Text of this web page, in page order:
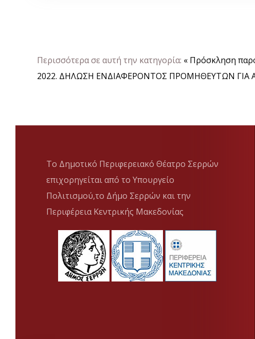
Περισσότερα σε αυτή την κατηγορία: « Πρόσκληση
2022. ΔΗΛΩΣΗ ΕΝΔΙΑΦΕΡΟΝΤΟΣ ΠΡΟΜΗΘΕΥΤΩΝ
Το Δημοτικό Περιφερειακό Θέατρο Σερρών
επιχορηγείται από το Υπουργείο
Πολιτισμού,το Δήμο Σερρών και την
Περιφέρεια Κεντρικής Μακεδονίας